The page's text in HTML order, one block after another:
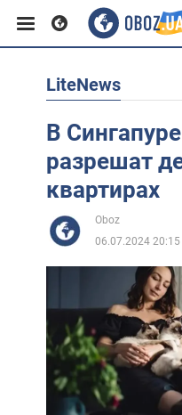
Европа
США
Африка
Жизнь
Лайфхаки
LiteNews
В
разрешат
квартирах
Oboz
06.07.2024 20:15